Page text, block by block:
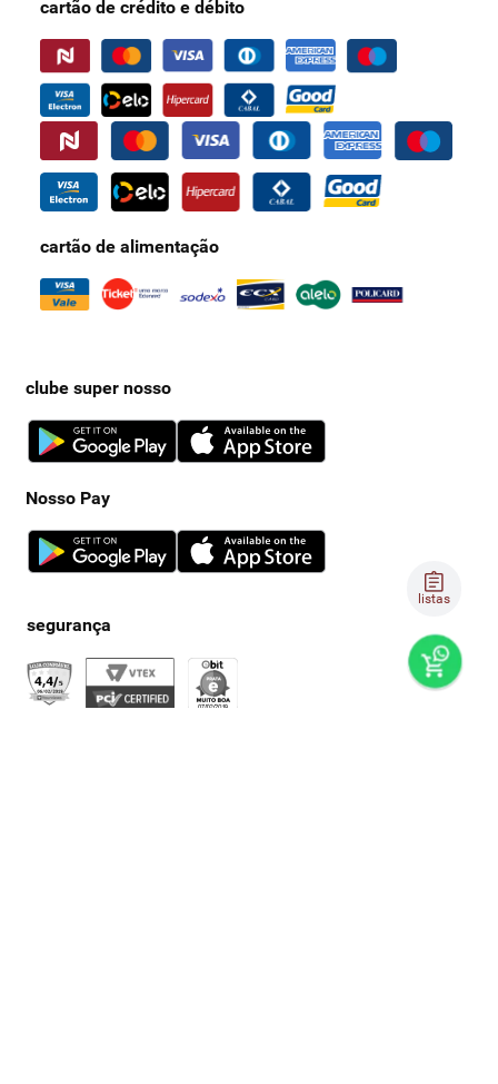
listas
cartão de crédito e débito
cartão de alimentação
clube super nosso
Nosso Pay